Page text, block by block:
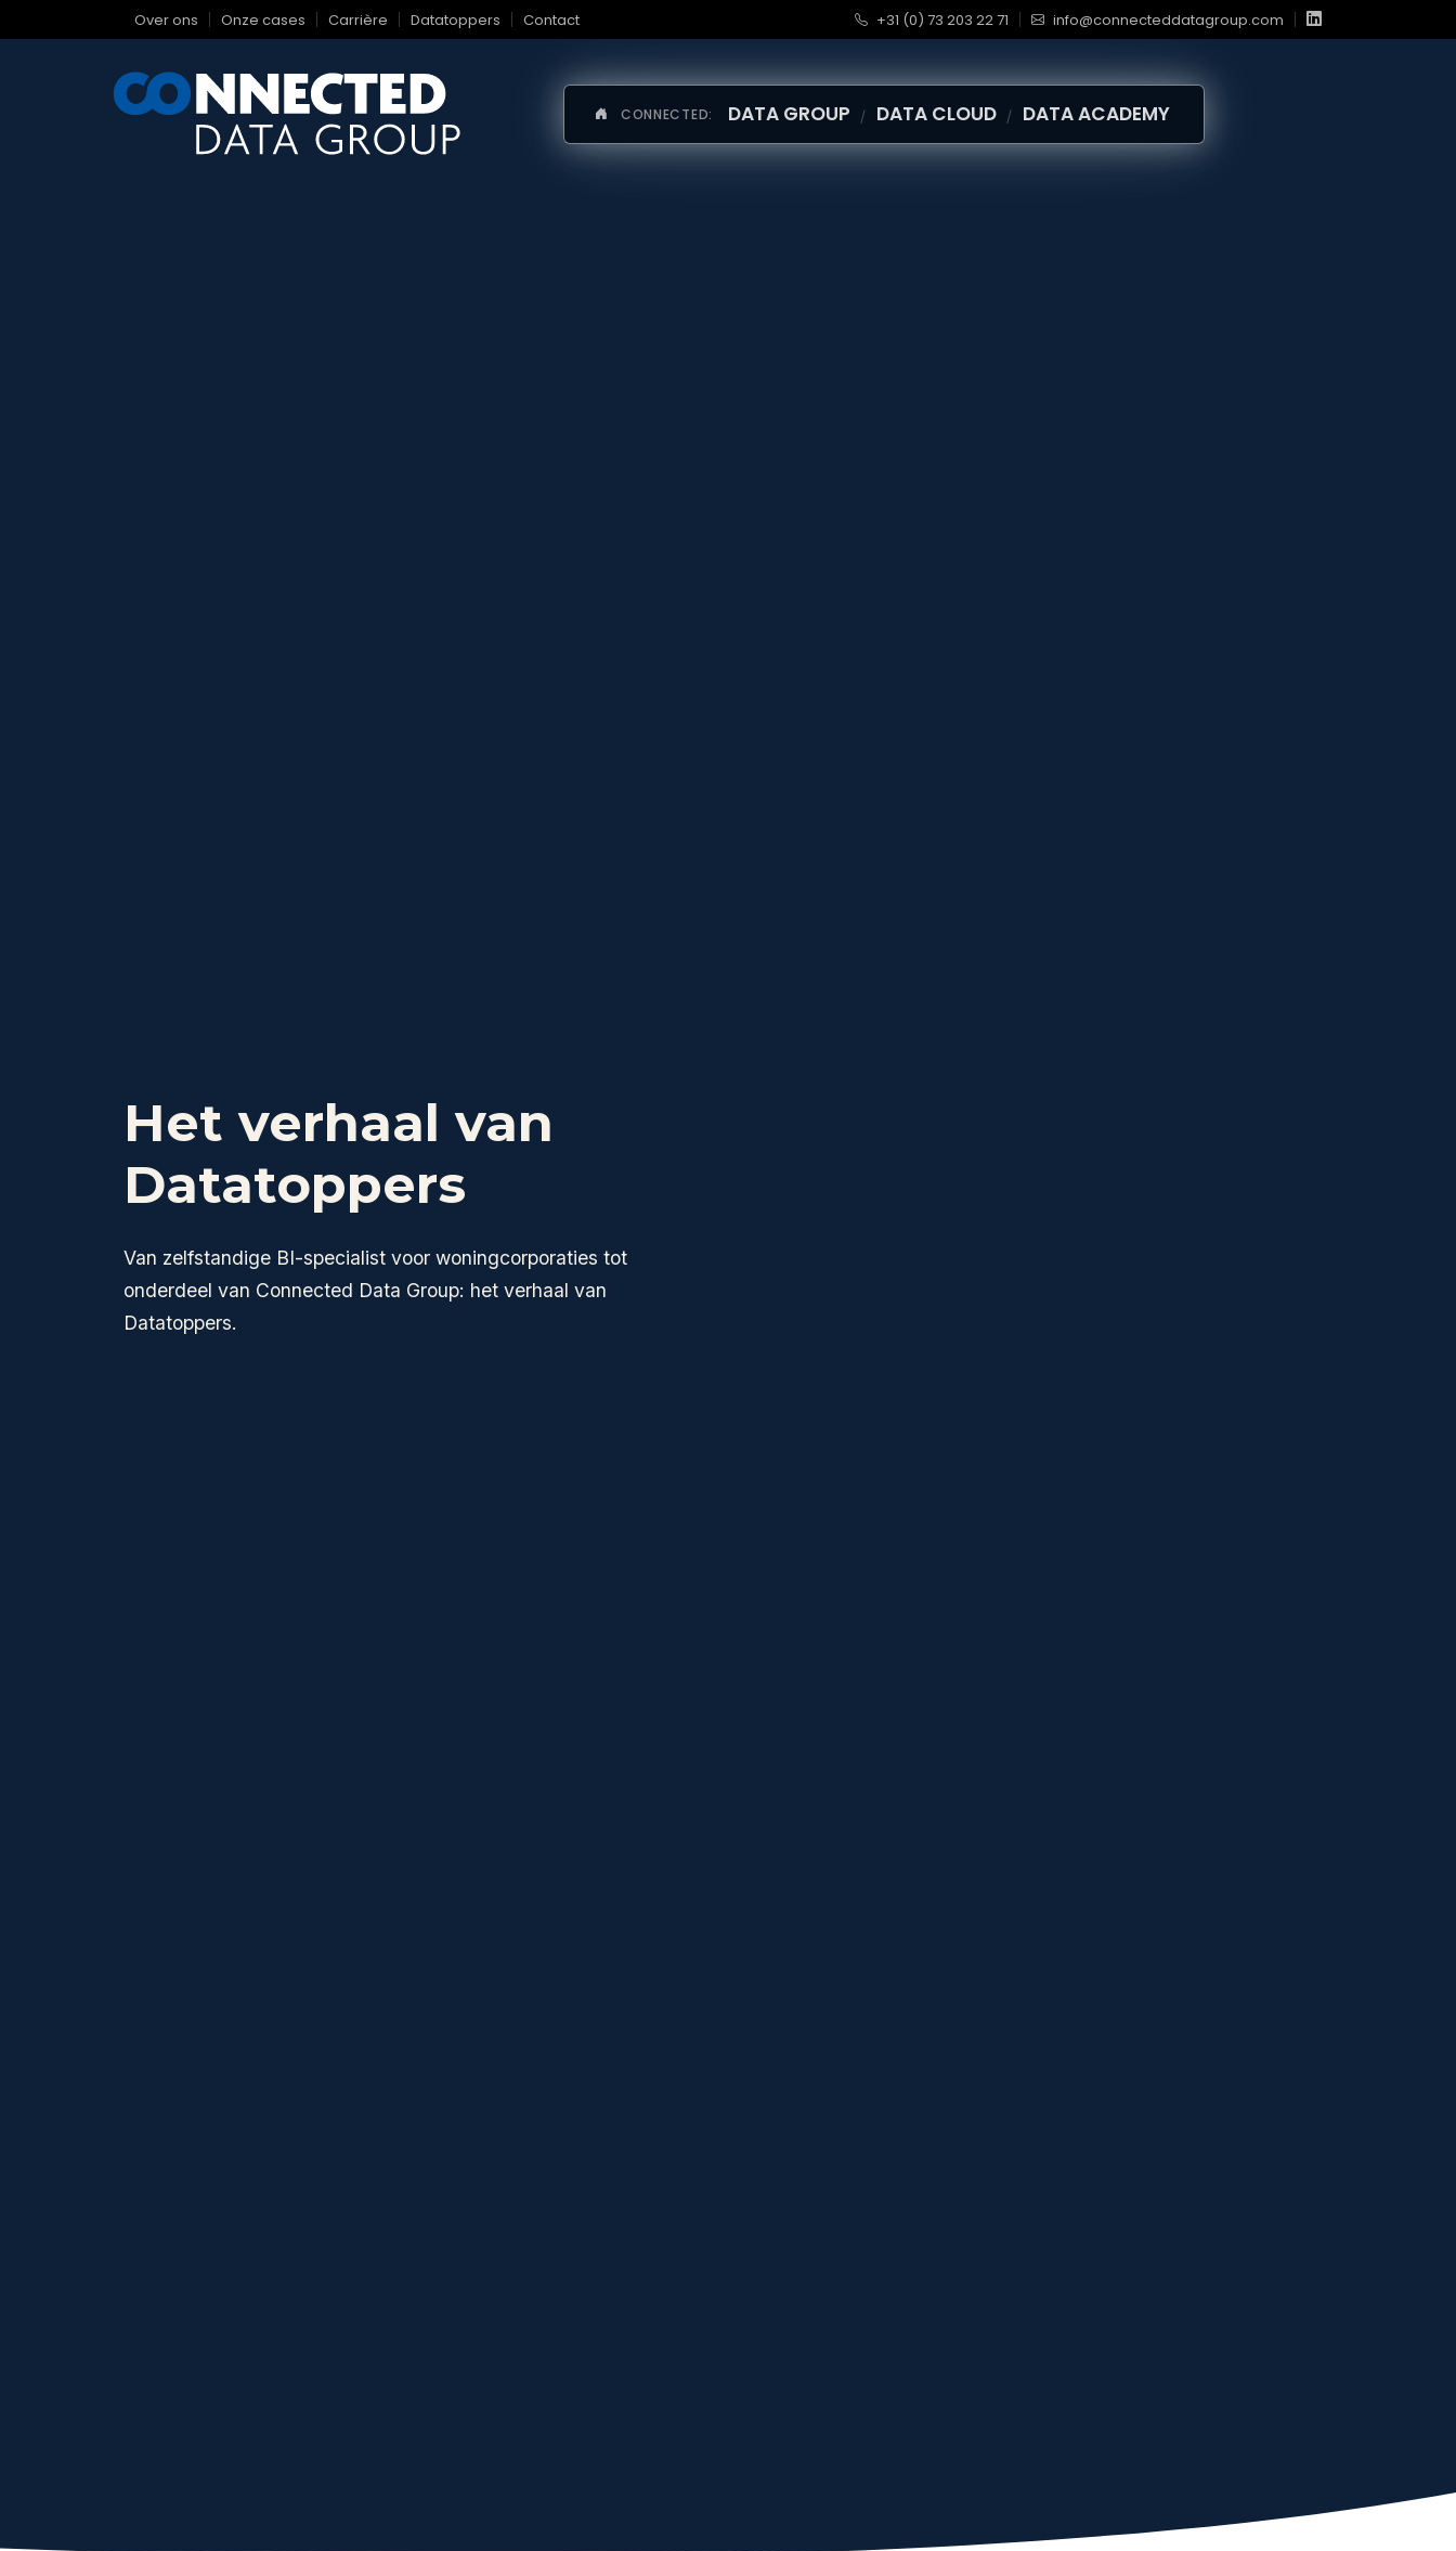
Over ons Onze cases Carrière Datatoppers Contact +31 (0) 73 203 22 71 info@connecteddatagroup.com
CONNECTED: DATA GROUP DATA CLOUD DATA ACADEMY
Het verhaal van
Datatoppers
Van zelfstandige BI-specialist voor woningcorporaties tot
onderdeel van Connected Data Group: het verhaal van
Datatoppers.